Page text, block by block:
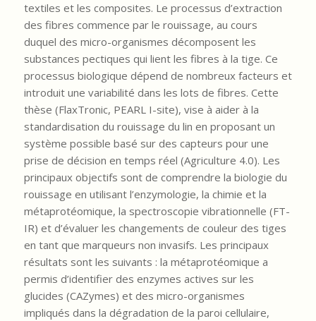
textiles et les composites. Le processus d’extraction
des fibres commence par le rouissage, au cours
duquel des micro-organismes décomposent les
substances pectiques qui lient les fibres à la tige. Ce
processus biologique dépend de nombreux facteurs et
introduit une variabilité dans les lots de fibres. Cette
thèse (FlaxTronic, PEARL I-site), vise à aider à la
standardisation du rouissage du lin en proposant un
système possible basé sur des capteurs pour une
prise de décision en temps réel (Agriculture 4.0). Les
principaux objectifs sont de comprendre la biologie du
rouissage en utilisant l’enzymologie, la chimie et la
métaprotéomique, la spectroscopie vibrationnelle (FT-
IR) et d’évaluer les changements de couleur des tiges
en tant que marqueurs non invasifs. Les principaux
résultats sont les suivants : la métaprotéomique a
permis d’identifier des enzymes actives sur les
glucides (CAZymes) et des micro-organismes
impliqués dans la dégradation de la paroi cellulaire,